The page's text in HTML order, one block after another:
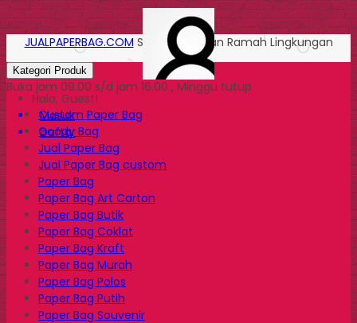
Halo, Guest!
Masuk
Daftar
JUALPAPERBAG.COM Solusi Kemasan Ramah Lingkungan
Kategori Produk
Buka jam 09.00 s/d jam 16.00 , Minggu tutup
Custom Paper Bag
Goody Bag
Jual Paper Bag
Jual Paper Bag custom
Paper Bag
Paper Bag Art Carton
Paper Bag Butik
Paper Bag Coklat
Paper Bag Kraft
Paper Bag Murah
Paper Bag Polos
Paper Bag Putih
Paper Bag Souvenir